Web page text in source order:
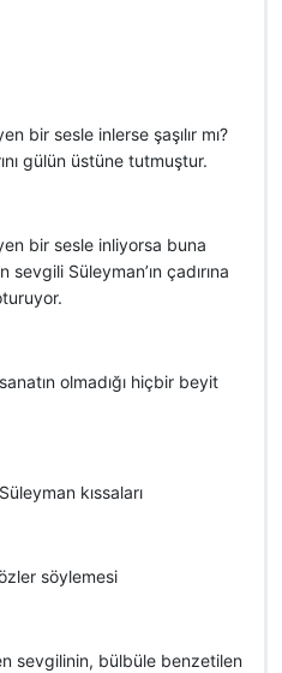
bir sesle inlerse şaşılır mı?
gülün üstüne tutmuştur.
bir sesle inliyorsa buna
sevgili Süleyman’ın çadırına
olmadığı hiçbir beyit
kıssaları
söylemesi
sevgilinin, bülbüle benzetilen